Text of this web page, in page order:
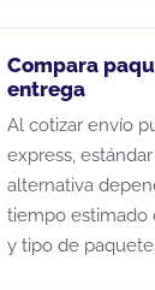
Compara
entrega
Al cotizar envío
express,
alternativa
tiempo estimado
y tipo de